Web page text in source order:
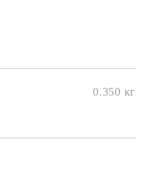
0.350 кг